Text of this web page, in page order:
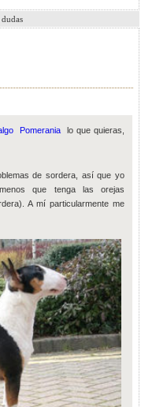
Pomerania lo que quieras,
de sordera, así que yo
que tenga las orejas
A mí particularmente me